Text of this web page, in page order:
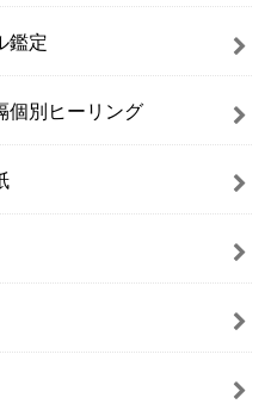
鑑定
個別ヒーリング